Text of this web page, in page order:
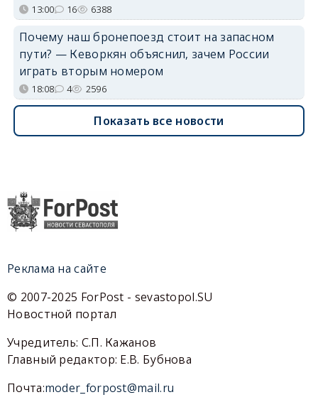
13:00 16 6388
Почему наш бронепоезд стоит на запасном
пути? — Кеворкян объяснил, зачем России
играть вторым номером
18:08 4 2596
Показать все новости
Реклама на сайте
© 2007-2025 ForPost - sevastopol.SU
Новостной портал
Учредитель: С.П. Кажанов
Главный редактор: Е.В. Бубнова
Почта:moder_forpost@mail.ru